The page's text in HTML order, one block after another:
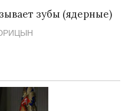
зубы (ядерные)